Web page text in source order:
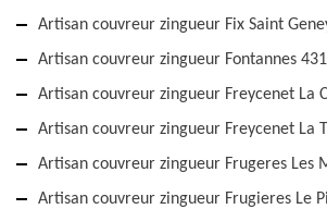
Artisan couvreur zingueur Fix Saint
Artisan couvreur zingueur Fontannes
Artisan couvreur zingueur Freycenet La
Artisan couvreur zingueur Freycenet La
Artisan couvreur zingueur Frugeres Les
Artisan couvreur zingueur Frugieres Le